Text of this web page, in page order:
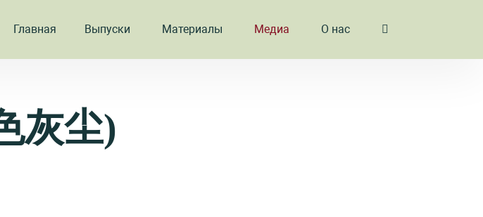
Главная Выпуски Материалы Медиа О нас
灰尘)